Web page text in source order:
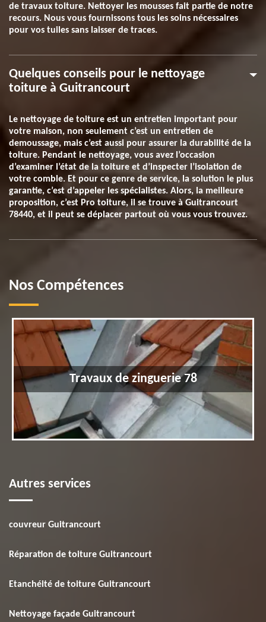
de travaux toiture. Nettoyer les mousses fait partie de notre
recours. Nous vous fournissons tous les soins nécessaires
pour vos tuiles sans laisser de traces.
Quelques conseils pour le nettoyage
toiture à Guitrancourt
Le nettoyage de toiture est un entretien important pour
votre maison, non seulement c’est un entretien de
demoussage, mais c’est aussi pour assurer la durabilité de la
toiture. Pendant le nettoyage, vous avez l’occasion
d’examiner l’état de la toiture et d’inspecter l’isolation de
votre comble. Et pour ce genre de service, la solution le plus
garantie, c’est d’appeler les spécialistes. Alors, la meilleure
proposition, c’est Pro toiture, il se trouve à Guitrancourt
78440, et il peut se déplacer partout où vous vous trouvez.
Nos Compétences
Travaux de zinguerie 78
Autres services
couvreur Guitrancourt
Réparation de toiture Guitrancourt
Etanchéité de toiture Guitrancourt
Nettoyage façade Guitrancourt